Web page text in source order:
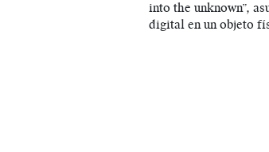
into the unknown”,
digital en un objeto